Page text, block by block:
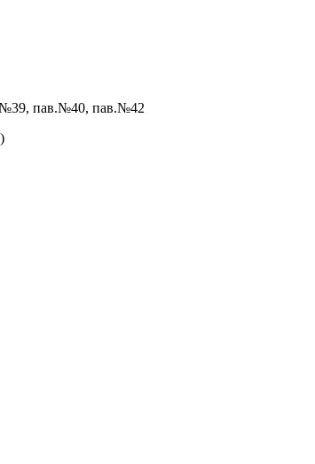
пав.№40, пав.№42